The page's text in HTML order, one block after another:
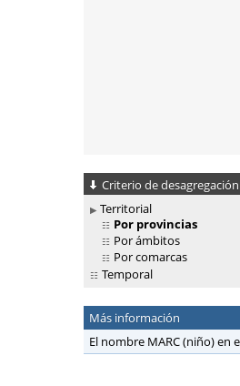
Criterio de desagregación
Territorial
Por provincias
Por ámbitos
Por comarcas
Temporal
Más información
El nombre MARC (niño) en